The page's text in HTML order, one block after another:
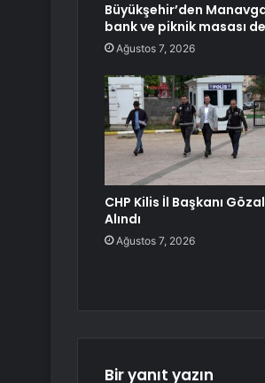
Büyükşehir’den
bank ve piknik masası
Ağustos 7, 2026
CHP Kilis İl Başkanı
Alındı
Ağustos 7, 2026
Bir yanıt yazın